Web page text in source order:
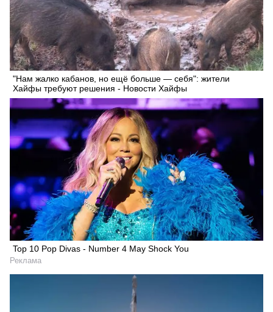
"Нам жалко кабанов, но ещё больше — себя": жители
Хайфы требуют решения - Новости Хайфы
Top 10 Pop Divas - Number 4 May Shock You
Реклама